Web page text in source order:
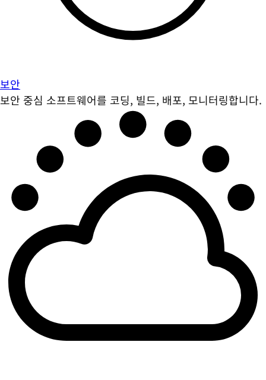
보안
보안 중심 소프트웨어를 코딩, 빌드, 배포, 모니터링합니다.